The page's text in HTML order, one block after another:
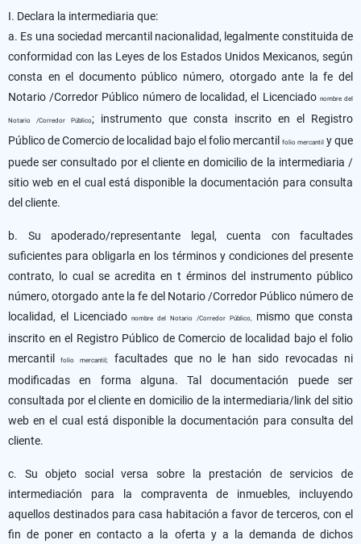
I. Declara la intermediaria que:
a. Es una sociedad mercantil nacionalidad, legalmente constituida de
conformidad con las Leyes de los Estados Unidos Mexicanos, según
consta en el documento público número, otorgado ante la fe del
Notario /Corredor Público número de localidad, el Licenciado nombre del
Notario /Corredor Público; instrumento que consta inscrito en el Registro
Público de Comercio de localidad bajo el folio mercantil
folio mercantil y que
puede ser consultado por el cliente en domicilio de la intermediaria /
sitio web en el cual está disponible la documentación para consulta
del cliente.
b. Su apoderado/representante legal, cuenta con facultades
suficientes para obligarla en los términos y condiciones del presente
contrato, lo cual se acredita en t érminos del instrumento público
número, otorgado ante la fe del Notario /Corredor Público número de
localidad, el Licenciadonombre del Notario /Corredor Público,
mismo que consta
inscrito en el Registro Público de Comercio de localidad bajo el folio
mercantil
folio mercantil;facultades que no le han sido revocadas ni
modificadas en forma alguna. Tal documentación puede ser
consultada por el cliente en domicilio de la intermediaria/link del sitio
web en el cual está disponible la documentación para consulta del
cliente.
c. Su objeto social versa sobre la prestación de servicios de
intermediación para la compraventa de inmuebles, incluyendo
aquellos destinados para casa habitación a favor de terceros, con el
fin de poner en contacto a la oferta y a la demanda de dichos